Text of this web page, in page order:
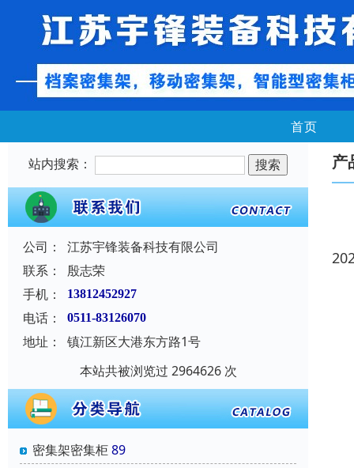
首页
站内搜索：
公司：
江苏宇锋装备科技有限公司
联系：
殷志荣
手机：
13812452927
电话： 0511-83126070
地址：
镇江新区大港东方路1号
本站共被浏览过 2964626 次
密集架密集柜89
产